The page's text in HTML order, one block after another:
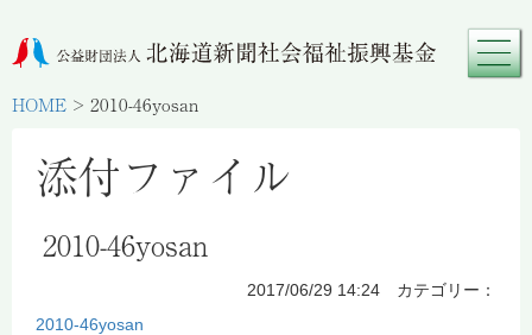
HOME > 2010-46yosan
添付ファイル
2010-46yosan
2017/06/29 14:24 カテゴリー：
2010-46yosan